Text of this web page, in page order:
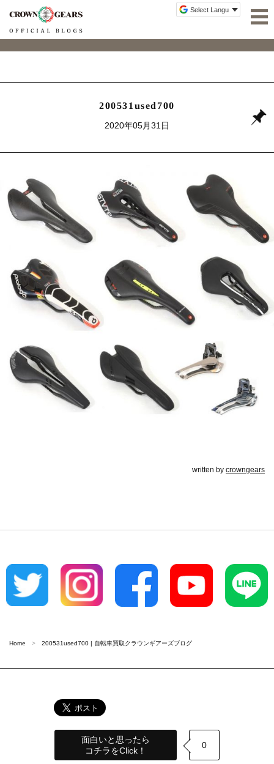
200531used700
2020年05月31日
written by crowngears
Home 200531used700 | 自転車買取クラウンギアーズブログ
面白いと思ったら
コチラをClick！
0